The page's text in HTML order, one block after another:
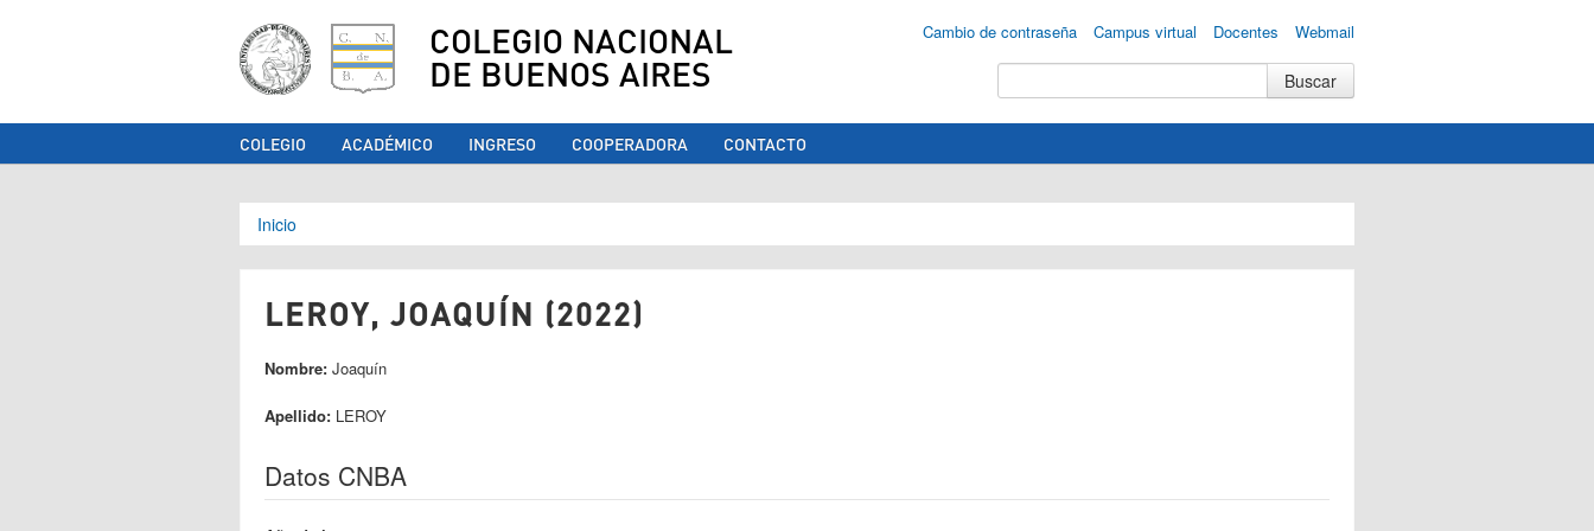
COLEGIO NACIONAL
DE BUENOS AIRES
Cambio de contraseña Campus virtual Docentes Webmail
COLEGIO ACADÉMICO INGRESO COOPERADORA CONTACTO
Se encuentra usted aquí
Inicio
LEROY, JOAQUÍN (2022)
Nombre: Joaquín
Apellido: LEROY
Datos CNBA